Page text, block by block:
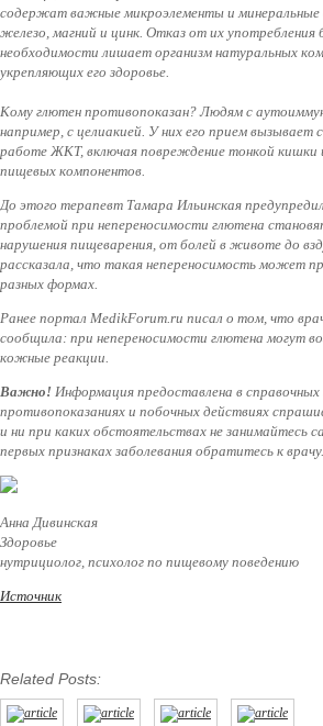
содержат важные микроэлементы и минеральные
железо, магний и цинк. Отказ от их употребления
необходимости лишает организм натуральных
укрепляющих его здоровье.
Кому глютен противопоказан? Людям с
например, с целиакией. У них его прием вызывает
работе ЖКТ, включая повреждение тонкой кишки
пищевых компонентов.
До этого терапевт Тамара Ильинская
проблемой при непереносимости глютена
нарушения пищеварения, от болей в животе до
рассказала, что такая непереносимость может
разных формах.
Ранее портал MedikForum.ru писал о том, что
сообщила: при непереносимости глютена могут
кожные реакции.
Важно! Информация предоставлена в справочных
противопоказаниях и побочных действиях
и ни при каких обстоятельствах не занимайтесь
первых признаках заболевания обратитесь к врачу.
Анна Дивинская
Здоровье
нутрициолог, психолог по пищевому поведению
Источник
Related Posts: